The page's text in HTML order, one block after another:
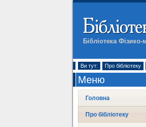
Бібліотека
Ви тут: Про бібліотеку
Меню
Головна
Про бібліотеку